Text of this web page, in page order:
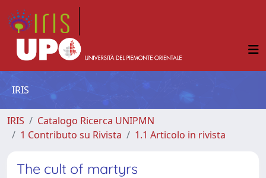
IRIS
IRIS
Catalogo Ricerca UNIPMN
1 Contributo su Rivista
1.1 Articolo in rivista
The cult of martyrs